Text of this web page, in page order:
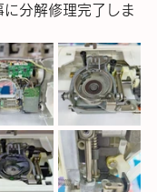
分解修理完了しま